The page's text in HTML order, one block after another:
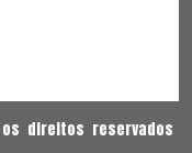
direitos reservados